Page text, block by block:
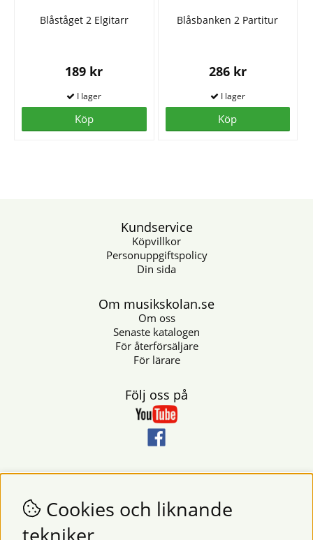
Blåståget 2 Elgitarr
189 kr
Köp
Blåsbanken 2 Partitur
286 kr
Köp
Kundservice
Köpvillkor
Personuppgiftspolicy
Din sida
Om musikskolan.se
Om oss
Senaste katalogen
För återförsäljare
För lärare
Följ oss på
Nyhetsbrev
Vill du få nyheter och erbjudanden från oss? Fyll då i din e-
postadress i fältet nedan.
Cookies och liknande
tekniker